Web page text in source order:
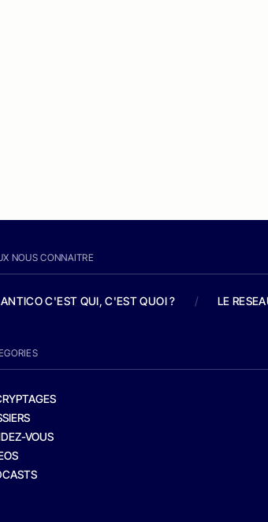
NOUS CONNAITRE
C'EST QUI, C'EST QUOI ? / LE
VOUS